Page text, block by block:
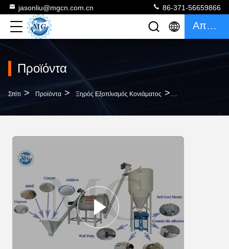
jasonliu@mgcn.com.cn 86-371-56659866
Απόσπασμα
Προϊόντα
Σπίτι > Προϊόντα > Ξηρός Εξοπλισμός Κονιάματος >